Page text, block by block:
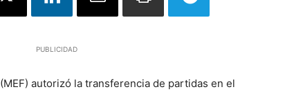
PUBLICIDAD
(MEF) autorizó la transferencia de partidas en el